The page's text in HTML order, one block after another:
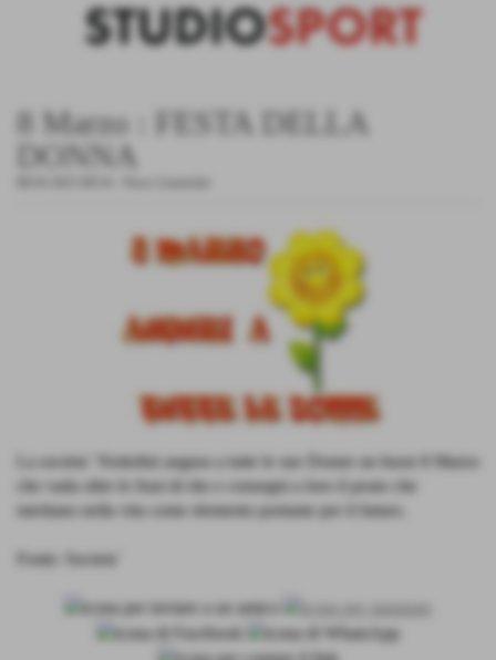
8 Marzo : FESTA DELLA
DONNA
La societa´ Nottolini augura a tutte le sue Donne un buon 8 Marzo
che vada oltre le frasi di rito e consegni a loro il posto che
meritano nella vita come elemento portante per il futuro.
Fonte: Societa´